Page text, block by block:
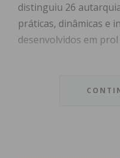
distinguiu 26
práticas, dinâmicas e
desenvolvidos em
(Cooperativa António